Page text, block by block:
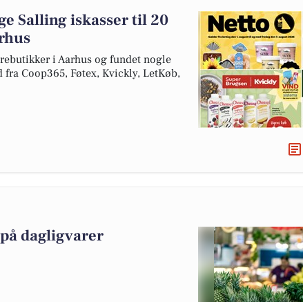
Salling iskasser til 20
i Aarhus og fundet nogle
Coop365, Føtex, Kvickly, LetKøb,
dagligvarer